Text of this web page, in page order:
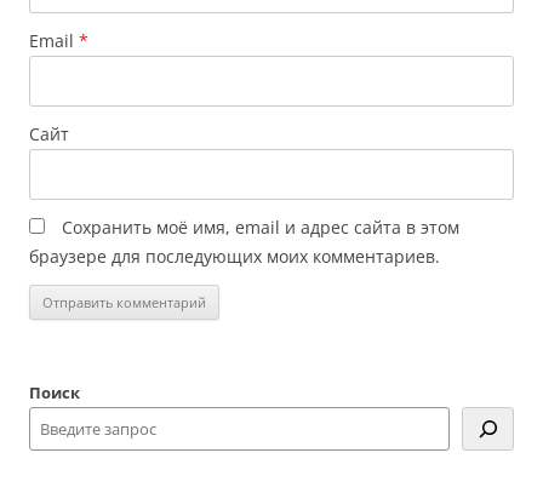
Email *
Сайт
Сохранить моё имя, email и адрес сайта в этом
браузере для последующих моих комментариев.
Поиск